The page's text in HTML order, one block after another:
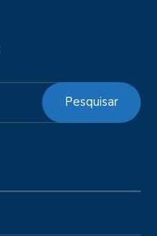
Pesquisar